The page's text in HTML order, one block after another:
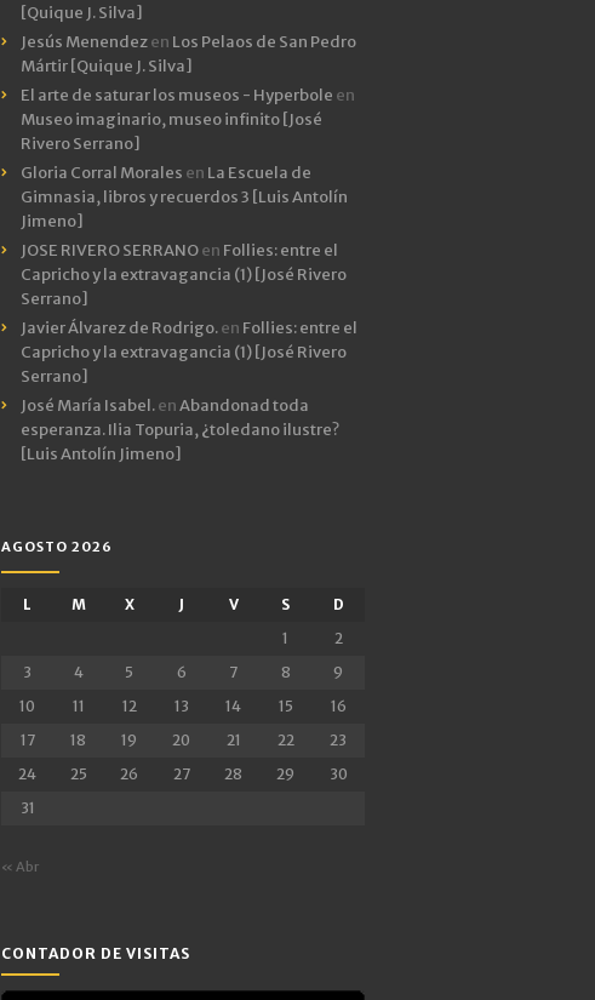
[Quique J. Silva]
Jesús Menendezen Los Pelaos de San Pedro
Mártir [Quique J. Silva]
El arte de saturar los museos - Hyperbole en
Museo imaginario, museo infinito [José
Rivero Serrano]
Gloria Corral Morales en La Escuela de
Gimnasia, libros y recuerdos 3 [Luis Antolín
Jimeno]
JOSE RIVERO SERRANOen Follies: entre el
Capricho y la extravagancia (1) [José Rivero
Serrano]
Javier Álvarez de Rodrigo.en Follies: entre el
Capricho y la extravagancia (1) [José Rivero
Serrano]
José María Isabel.enAbandonad toda
esperanza. Ilia Topuria, ¿toledano ilustre?
[Luis Antolín Jimeno]
AGOSTO 2026
L M X J V S
D
1
2
3
4 5 6 7 8
9
10
11 12 13 14 15
16
17
18 19 20 21 22
23
24
25 26 27 28 29
30
31
« Abr
CONTADOR DE VISITAS